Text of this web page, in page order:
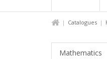
Catalogues
Mathematics